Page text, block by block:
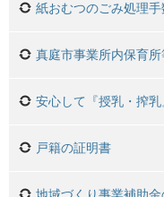
紙おむつのごみ処理
真庭市事業所内保育
安心して『授乳・搾
戸籍の証明書